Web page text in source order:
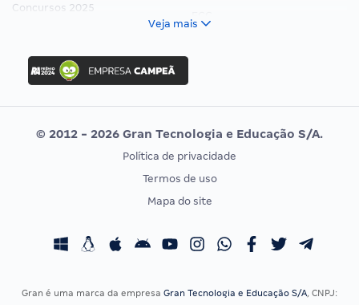
Concursos 2025
Concurso Ibama
Concurso MPU
Editais publicados
Vunesp
CONCURSOS POR PROFISSÃO
Concursos Fiscais
EXAME DE ORDEM
Calendário OAB
Veja mais
© 2012 - 2026 Gran Tecnologia e Educação S/A.
Política de privacidade
Termos de uso
Mapa do site
Gran é uma marca da empresa Gran Tecnologia e Educação S/A, CNPJ: